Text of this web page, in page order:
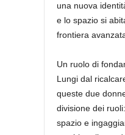
una nuova
e lo spazio si
frontiera
Un ruolo di
Lungi dal
queste due
divisione dei
spazio e